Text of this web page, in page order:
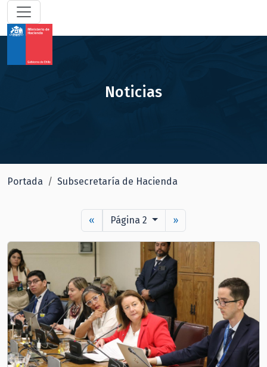
Noticias
Portada Subsecretaría de Hacienda
« Página 2 »